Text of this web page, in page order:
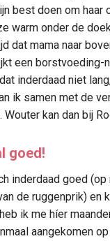
best doen om haar
warm onder de
dat mama naar
een borstvoeding-
inderdaad niet
ik samen met de
Wouter kan dan bij
goed!
inderdaad goed (op
de ruggenprik) en
ik me híer
aangekomen